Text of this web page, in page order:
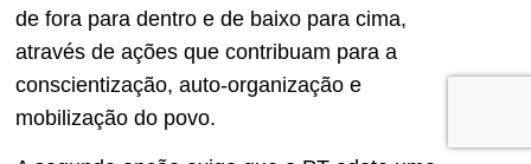
de fora para dentro e de baixo para cima,
através de ações que contribuam para a
conscientização, auto-organização e
mobilização do povo.